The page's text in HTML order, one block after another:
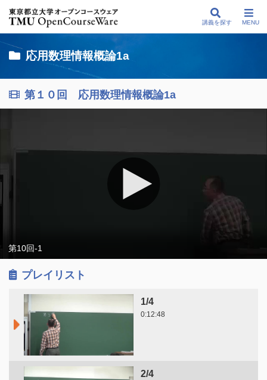
講義を探す MENU
応用数理情報概論1a
第１０回 応用数理情報概論1a
プレイリスト
1/4
0:12:48
2/4